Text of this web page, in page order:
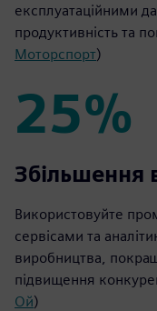
експлуатаційними
продуктивність та
Моторспорт)
25%
25%
Збільшення
Використовуйте
сервісами та
виробництва,
підвищення
Ой)